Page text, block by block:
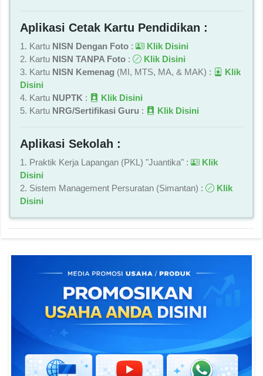
Aplikasi Cetak Kartu Pendidikan :
1. Kartu NISN Dengan Foto :
Klik Disini
2. Kartu NISN TANPA Foto :
Klik Disini
3. Kartu NISN Kemenag (MI, MTS, MA, & MAK) :
Klik
Disini
4. Kartu NUPTK :
Klik Disini
5. Kartu NRG/Sertifikasi Guru : Klik Disini
Aplikasi Sekolah :
1. Praktik Kerja Lapangan (PKL) "Juantika" :
Klik
Disini
2. Sistem Management Persuratan (Simantan) :
Klik
Disini